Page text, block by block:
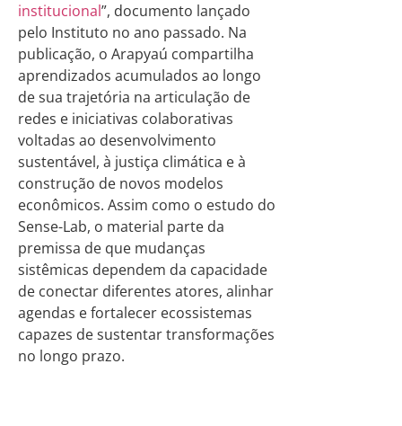
institucional”, documento lançado
pelo Instituto no ano passado. Na
publicação, o Arapyaú compartilha
aprendizados acumulados ao longo
de sua trajetória na articulação de
redes e iniciativas colaborativas
voltadas ao desenvolvimento
sustentável, à justiça climática e à
construção de novos modelos
econômicos. Assim como o estudo do
Sense-Lab, o material parte da
premissa de que mudanças
sistêmicas dependem da capacidade
de conectar diferentes atores, alinhar
agendas e fortalecer ecossistemas
capazes de sustentar transformações
no longo prazo.